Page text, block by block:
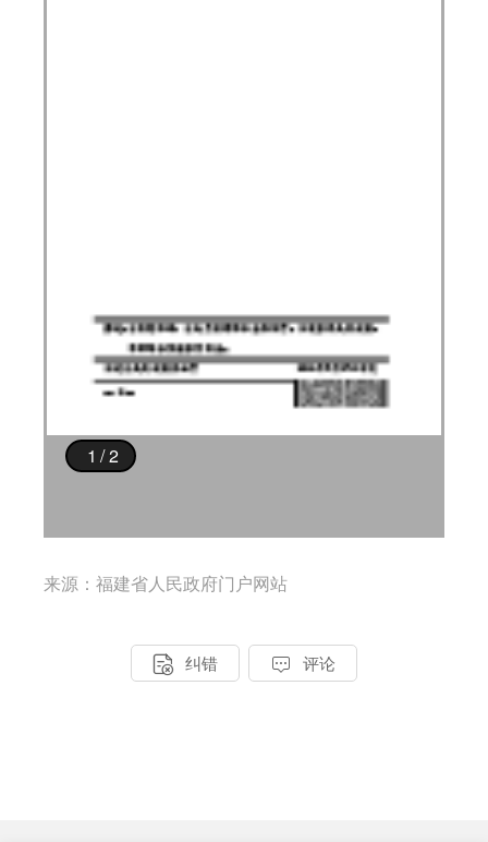
来源：福建省人民政府门户网站
 纠错  评论